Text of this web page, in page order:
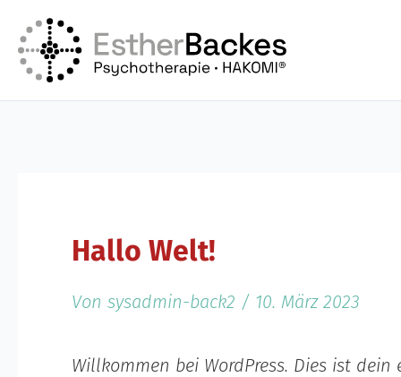
Inhalt
springen
Hallo Welt!
Von sysadmin-back2 / 10. März 2023
Willkommen bei WordPress. Dies ist